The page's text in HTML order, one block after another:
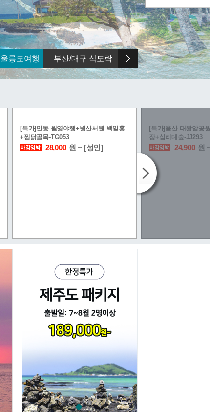
릉도여행 부산/대구 식도락
[특가]안동 월영야행+병산서원 백일홍
+찜닭골목-TG053
28,000 원 ~ [성인]
[특가]울산 대왕암공
장+십리대숲-JJ293
24,900 원